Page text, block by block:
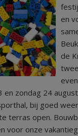
en
de
zondag 24
bij goed
terras open.
voor onze